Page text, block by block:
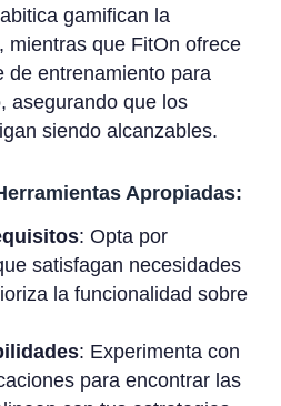
gamifican la
mientras que FitOn ofrece
de entrenamiento para
asegurando que los
siendo alcanzables.
Apropiadas:
: Opta por
satisfagan necesidades
la funcionalidad sobre
: Experimenta con
para encontrar las